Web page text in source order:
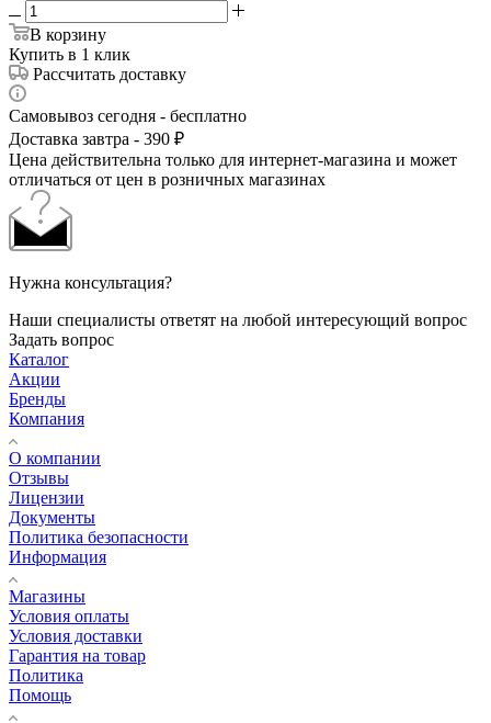
В корзину
Купить в 1 клик
Рассчитать доставку
Самовывоз сегодня - бесплатно
Доставка завтра - 390 ₽
Цена действительна только для интернет-магазина и может
отличаться от цен в розничных магазинах
Нужна консультация?
Наши специалисты ответят на любой интересующий вопрос
Задать вопрос
Каталог
Акции
Бренды
Компания
О компании
Отзывы
Лицензии
Документы
Политика безопасности
Информация
Магазины
Условия оплаты
Условия доставки
Гарантия на товар
Политика
Помощь